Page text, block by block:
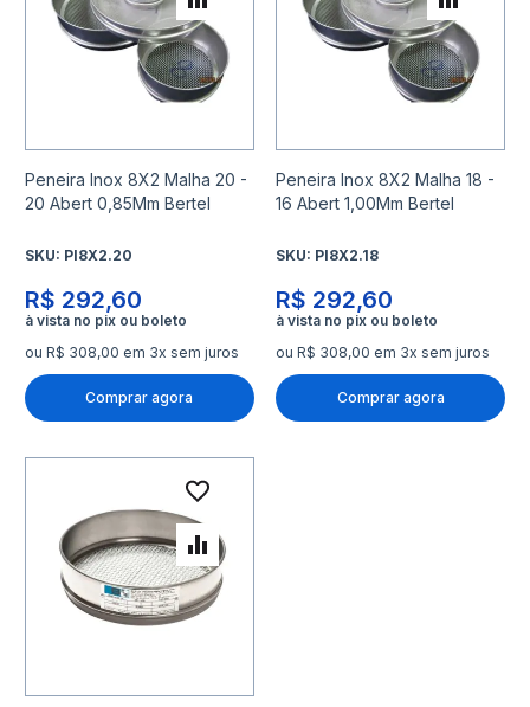
Peneira Inox 8X2 Malha 20 -
20 Abert 0,85Mm Bertel
SKU: PI8X2.20
R$ 292,60
ou R$ 308,00 em 3x sem juros
Comprar agora
Adicionar para Comparar
Peneira Inox 8X2 Malha 18 -
16 Abert 1,00Mm Bertel
SKU: PI8X2.18
R$ 292,60
ou R$ 308,00 em 3x sem juros
Comprar agora
Adicionar à lista de
Adicionar para Comparar